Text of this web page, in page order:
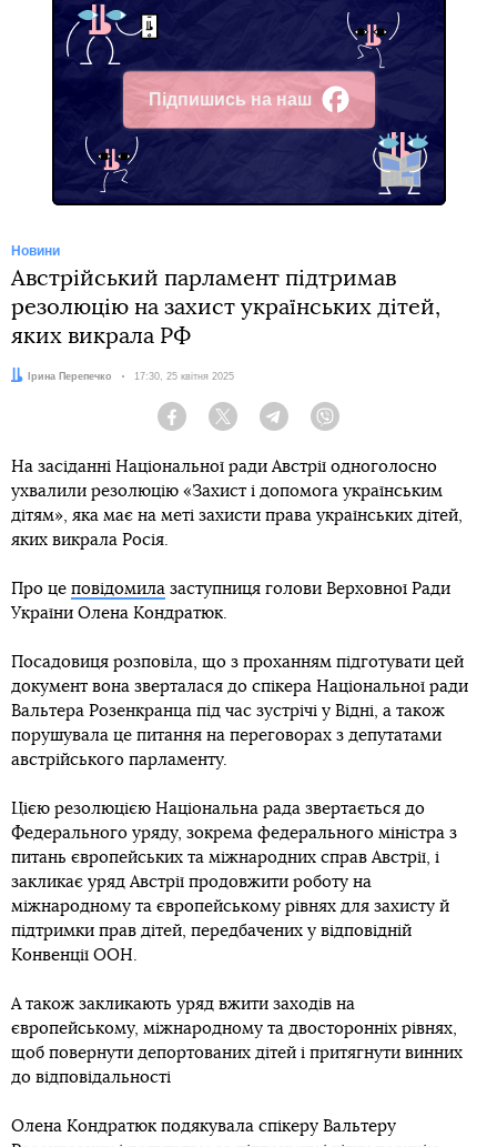
Підпишись на наш
Facebook
Новини
Австрійський парламент підтримав
резолюцію на захист українських дітей,
яких викрала РФ
Автор:Ірина Перепечко Дата:
17:30, 25 квітня 2025
Facebook Twitter Telegram
На засіданні Національної ради Австрії одноголосно
ухвалили резолюцію «Захист і допомога українським
дітям», яка має на меті захисти права українських дітей,
яких викрала Росія.
Про це повідомила заступниця голови Верховної Ради
України Олена Кондратюк.
Посадовиця розповіла, що з проханням підготувати цей
документ вона зверталася до спікера Національної ради
Вальтера Розенкранца під час зустрічі у Відні, а також
порушувала це питання на переговорах з депутатами
австрійського парламенту.
Цією резолюцією Національна рада звертається до
Федерального уряду, зокрема федерального міністра з
питань європейських та міжнародних справ Австрії, і
закликає уряд Австрії продовжити роботу на
міжнародному та європейському рівнях для захисту й
підтримки прав дітей, передбачених у відповідній
Конвенції ООН.
А також закликають уряд вжити заходів на
європейському, міжнародному та двосторонніх рівнях,
щоб повернути депортованих дітей і притягнути винних
до відповідальності
Олена Кондратюк подякувала спікеру Вальтеру